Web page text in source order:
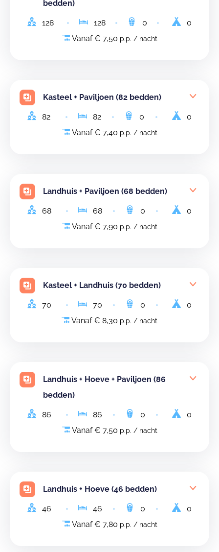
bedden)
128 128 0
0
Vanaf € 7,50 p.p. / nacht
Kasteel + Paviljoen (82 bedden)
82 82 0
0
Vanaf € 7,40 p.p. / nacht
Landhuis + Paviljoen (68 bedden)
68 68 0
0
Vanaf € 7,90 p.p. / nacht
Kasteel + Landhuis (70 bedden)
70 70 0
0
Vanaf € 8,30 p.p. / nacht
Landhuis + Hoeve + Paviljoen (86
bedden)
86 86 0
0
Vanaf € 7,50 p.p. / nacht
Landhuis + Hoeve (46 bedden)
46 46 0
0
Vanaf € 7,80 p.p. / nacht